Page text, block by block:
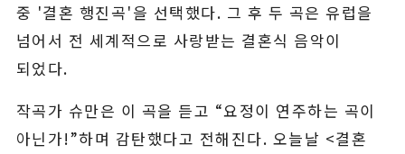
중 '결혼 행진곡'을 선택했다. 그 후 두 곡은 유럽을
넘어서 전 세계적으로 사랑받는 결혼식 음악이
되었다.
작곡가 슈만은 이 곡을 듣고 “요정이 연주하는 곡이
아닌가!”하며 감탄했다고 전해진다. 오늘날 <결혼